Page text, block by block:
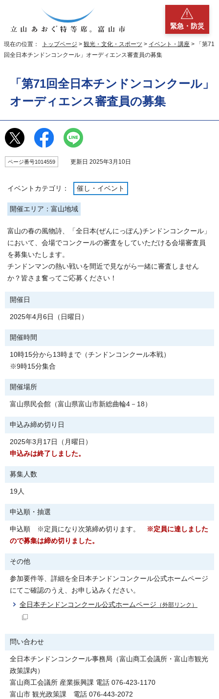
緊急・防災
現在の位置： トップページ > 観光・文化・スポーツ > イベント・講座 > 「第71
回全日本チンドンコンクール」オーディエンス審査員の募集
「第71回全日本チンドンコンクール」
オーディエンス審査員の募集
ページ番号1014559 更新日 2025年3月10日
イベントカテゴリ： 催し・イベント
開催エリア：富山地域
富山の春の風物詩、「全日本(ぜんにっぽん)チンドンコンクール」
において、会場でコンクールの審査をしていただける会場審査員
を募集いたします。
チンドンマンの熱い戦いを間近で見ながら一緒に審査しません
か？皆さま奮ってご応募ください！
開催日
2025年4月6日（日曜日）
開催時間
10時15分から13時まで（チンドンコンクール本戦）
※9時15分集合
開催場所
富山県民会館（富山県富山市新総曲輪4－18）
申込み締め切り日
2025年3月17日（月曜日）
申込みは終了しました。
募集人数
19人
申込順・抽選
申込順 ※定員になり次第締め切ります。
※定員に達しました
ので募集は締め切りました。
その他
参加要件等、詳細を全日本チンドンコンクール公式ホームページ
にてご確認のうえ、お申し込みください。
全日本チンドンコンクール公式ホームページ （外部リンク）
問い合わせ
全日本チンドンコンクール事務局（富山商工会議所・富山市観光
政策課内）
富山商工会議所 産業振興課 電話 076-423-1170
富山市 観光政策課 電話 076-443-2072